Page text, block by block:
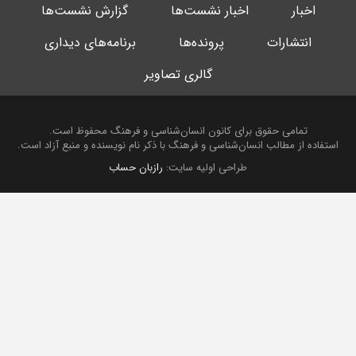
اخبار اخبار نشست‌ها
گزارش نشست‌ها
انتشارات
پرونده‌ها
برنامه‌های دیداری
گالری تصاویر
تمامی حقوق برای کانون انسان‌شناسی و فرهنگ محفوظ است.
استفاده از مطالب انسان‌شناسی و فرهنگ با ذکر نام نویسنده و منبع آزاد است.
طراحی اولیه سایت:رازبان حساب